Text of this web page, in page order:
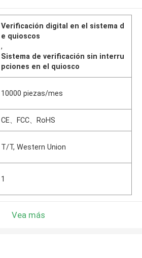
Verificación digital en el sistema d
e quioscos
,
Sistema de verificación sin interru
pciones en el quiosco
10000 piezas/mes
CE、FCC、RoHS
T/T, Western Union
1
Vea más